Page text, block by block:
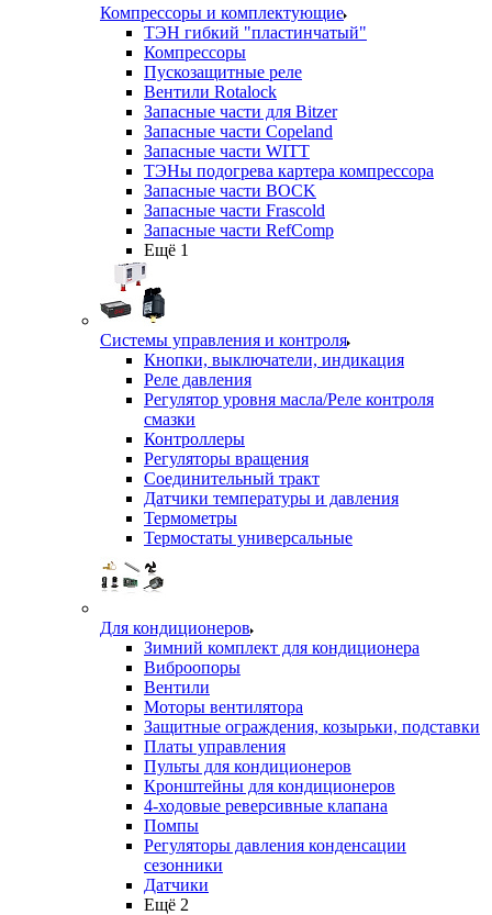
Компрессоры и комплектующие
ТЭН гибкий "пластинчатый"
Компрессоры
Пускозащитные реле
Вентили Rotalock
Запасные части для Bitzer
Запасные части Copeland
Запасные части WITT
ТЭНы подогрева картера компрессора
Запасные части BOCK
Запасные части Frascold
Запасные части RefComp
Ещё 1
Системы управления и контроля
Кнопки, выключатели, индикация
Реле давления
Регулятор уровня масла/Реле контроля
смазки
Контроллеры
Регуляторы вращения
Соединительный тракт
Датчики температуры и давления
Термометры
Термостаты универсальные
Для кондиционеров
Зимний комплект для кондиционера
Виброопоры
Вентили
Моторы вентилятора
Защитные ограждения, козырьки, подставки
Платы управления
Пульты для кондиционеров
Кронштейны для кондиционеров
4-ходовые реверсивные клапана
Помпы
Регуляторы давления конденсации
сезонники
Датчики
Ещё 2